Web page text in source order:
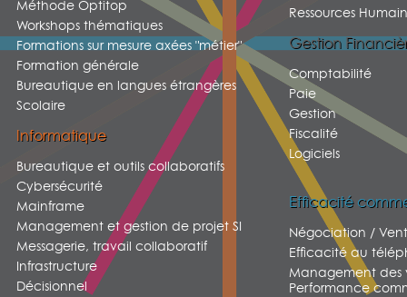
Méthode Optitop
Workshops thématiques
Formations sur mesure axées "métier"
Formation générale
Bureautique en langues étrangères
Scolaire
Informatique
Bureautique et outils collaboratifs
Cybersécurité
Mainframe
Management et gestion de projet SI
Messagerie, travail collaboratif
Infrastructure
Décisionnel
Ressources
Gestion
Comptabilité
Paie
Gestion
Fiscalité
Logiciels
Efficacité
Négociation /
Efficacité au
Management des
Performance